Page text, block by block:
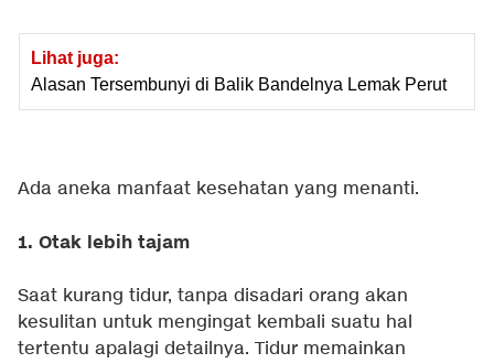
Lihat juga:
Alasan Tersembunyi di Balik Bandelnya Lemak Perut
Ada aneka manfaat kesehatan yang menanti.
1. Otak lebih tajam
Saat kurang tidur, tanpa disadari orang akan
kesulitan untuk mengingat kembali suatu hal
tertentu apalagi detailnya. Tidur memainkan